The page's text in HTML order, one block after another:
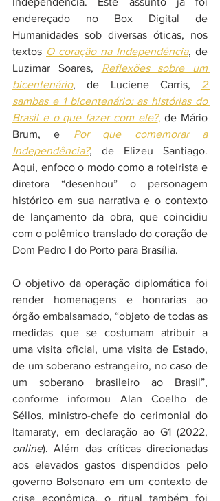
endereçado no Box Digital de
Humanidades sob diversas óticas, nos
textos O coração na Independência, de
Luzimar Soares, Reflexões sobre um
bicentenário, de Luciene Carris, 2
sambas e 1 bicentenário: as histórias do
Brasil e o que fazer com ele?, de Mário
Brum, e Por que comemorar a
Independência?, de Elizeu Santiago.
Aqui, enfoco o modo como a roteirista e
diretora “desenhou” o personagem
histórico em sua narrativa e o contexto
de lançamento da obra, que coincidiu
com o polêmico translado do coração de
Dom Pedro I do Porto para Brasília.
O objetivo da operação diplomática foi
render homenagens e honrarias ao
órgão embalsamado, “objeto de todas as
medidas que se costumam atribuir a
uma visita oficial, uma visita de Estado,
de um soberano estrangeiro, no caso de
um soberano brasileiro ao Brasil”,
conforme informou Alan Coelho de
Séllos, ministro-chefe do cerimonial do
online). Além das críticas direcionadas
aos elevados gastos dispendidos pelo
governo Bolsonaro em um contexto de
crise econômica, o ritual também foi